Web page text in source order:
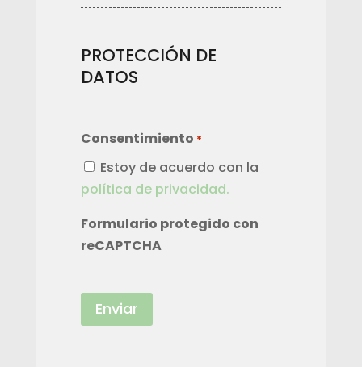
PROTECCIÓN DE
DATOS
Consentimiento *
Estoy de acuerdo con la
política de privacidad.
Formulario protegido con
reCAPTCHA